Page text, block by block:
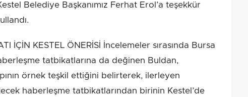
Belediye Başkanımız Ferhat Erol’a teşekkür
İÇİN KESTEL ÖNERİSİ İncelemeler sırasında Bursa
tatbikatlarına da değinen Buldan,
örnek teşkil ettiğini belirterek, ilerleyen
haberleşme tatbikatlarından birinin Kestel’de